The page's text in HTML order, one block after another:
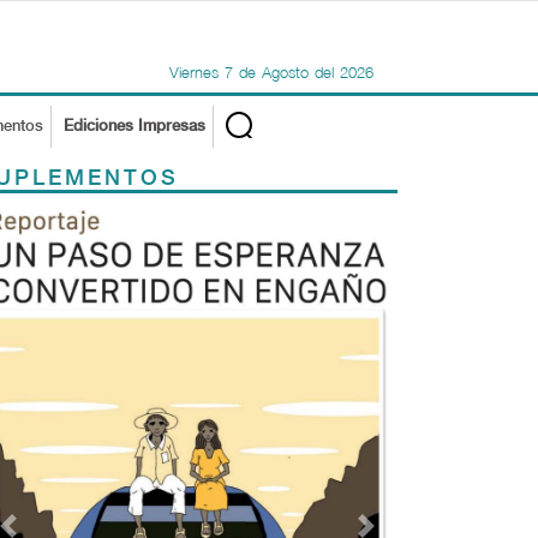
Viernes 7 de Agosto del 2026
Ediciones Impresas